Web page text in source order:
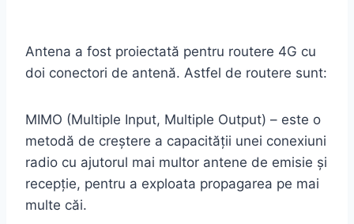
Antena a fost proiectată pentru routere 4G cu
doi conectori de antenă. Astfel de routere sunt:
MIMO (Multiple Input, Multiple Output) – este o
metodă de creștere a capacității unei conexiuni
radio cu ajutorul mai multor antene de emisie și
recepţie, pentru a exploata propagarea pe mai
multe căi.